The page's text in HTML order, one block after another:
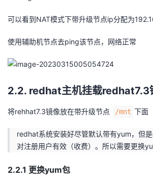
可以看到NAT模式下带升级节点ip分配为
使用辅助机节点去ping该节点，网络正常
2.2. redhat主机挂载redhat7.3
将rehhat7.3镜像放在带升级节点 /mnt 下面
redhat系统安装好尽管默认带有yum，但
对注册用户有效（收费）。所以需要更换
2.2.1 更换yum包